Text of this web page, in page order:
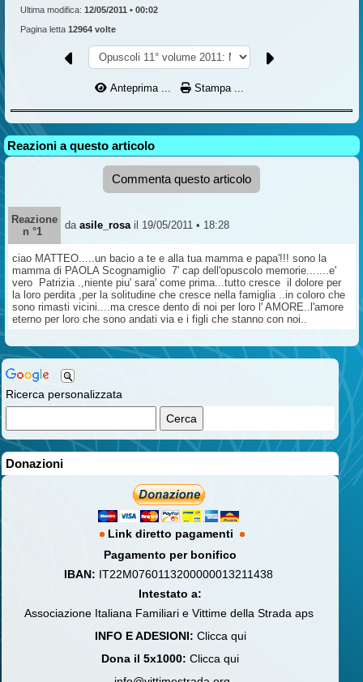
Ricerca personalizzata
Donazioni
Link diretto pagamenti
Pagamento per bonifico
IBAN: IT22M0760113200000013211438
Intestato a:
Associazione Italiana Familiari e Vittime della Strada aps
INFO E ADESIONI: Clicca qui
Dona il 5x1000: Clicca qui
Ultima modifica: 12/05/2011 • 00:02
Pagina letta 12964 volte
Anteprima ... Stampa ...
Reazioni a questo articolo
Commenta questo articolo
Reazione
n °1
da asile_rosa il 19/05/2011 • 18:28
ciao MATTEO.....un bacio a te e alla tua mamma e papa'!!! sono la
mamma di PAOLA Scognamiglio 7' cap dell'opuscolo memorie.......e'
vero Patrizia .,niente piu' sara' come prima...tutto cresce il dolore per
la loro perdita ,per la solitudine che cresce nella famiglia ..in coloro che
sono rimasti vicini....ma cresce dento di noi per loro l' AMORE..l'amore
eterno per loro che sono andati via e i figli che stanno con noi..